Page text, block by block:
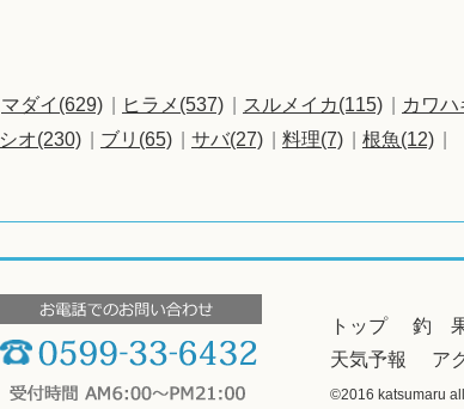
マダイ(629) ヒラメ(537) スルメイカ(115) カワ
シオ(230) ブリ(65) サバ(27) 料理(7) 根魚(12)
トップ 釣
天気予報
ア
©2016 katsumaru